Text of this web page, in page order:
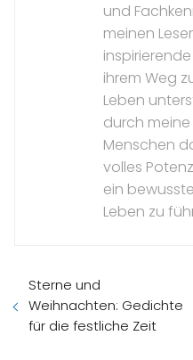
und
meinen
ihrem Weg
Leben
durch
Menschen
volles
ein
Leben zu
Sterne und
Weihnachten: Gedichte
für die festliche Zeit